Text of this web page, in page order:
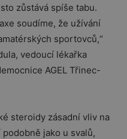
zůstává spíše tabu.
soudíme, že užívání
sportovců,“
vedoucí lékařka
AGEL Třinec-
steroidy zásadní vliv na
jako u svalů,